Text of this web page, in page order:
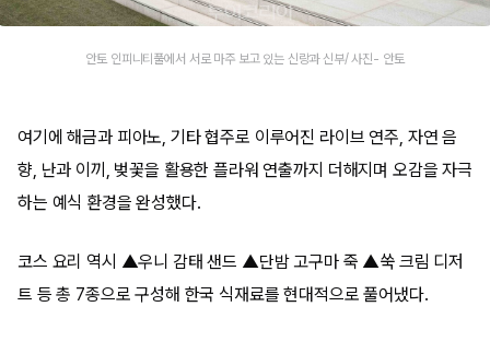
안토 인피니티풀에서 서로 마주 보고 있는 신랑과 신부/ 사진- 안토
여기에 해금과 피아노, 기타 협주로 이루어진 라이브 연주, 자연 음
향, 난과 이끼, 벚꽃을 활용한 플라워 연출까지 더해지며 오감을 자극
하는 예식 환경을 완성했다.
코스 요리 역시 ▲우니 감태 샌드 ▲단밤 고구마 죽 ▲쑥 크림 디저
트 등 총 7종으로 구성해 한국 식재료를 현대적으로 풀어냈다.